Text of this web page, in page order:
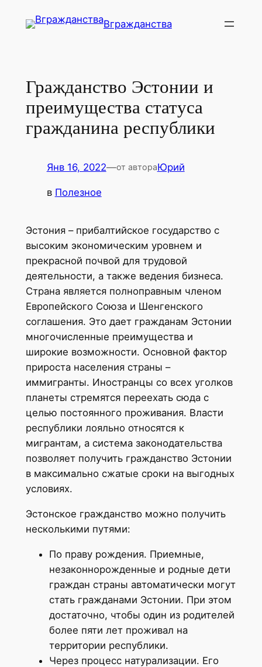
Вгражданства
Гражданство Эстонии и
преимущества статуса
гражданина республики
Янв 16, 2022—от автораЮрий
в Полезное
Эстония – прибалтийское государство с
высоким экономическим уровнем и
прекрасной почвой для трудовой
деятельности, а также ведения бизнеса.
Страна является полноправным членом
Европейского Союза и Шенгенского
соглашения. Это дает гражданам Эстонии
многочисленные преимущества и
широкие возможности. Основной фактор
прироста населения страны –
иммигранты. Иностранцы со всех уголков
планеты стремятся переехать сюда с
целью постоянного проживания. Власти
республики лояльно относятся к
мигрантам, а система законодательства
позволяет получить гражданство Эстонии
в максимально сжатые сроки на выгодных
условиях.
Эстонское гражданство можно получить
несколькими путями:
По праву рождения. Приемные,
незаконнорожденные и родные дети
граждан страны автоматически могут
стать гражданами Эстонии. При этом
достаточно, чтобы один из родителей
более пяти лет проживал на
территории республики.
Через процесс натурализации. Его